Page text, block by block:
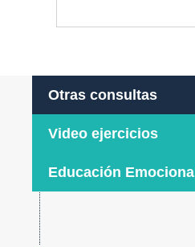
Otras consultas
Video ejercicios
Educación Emocional